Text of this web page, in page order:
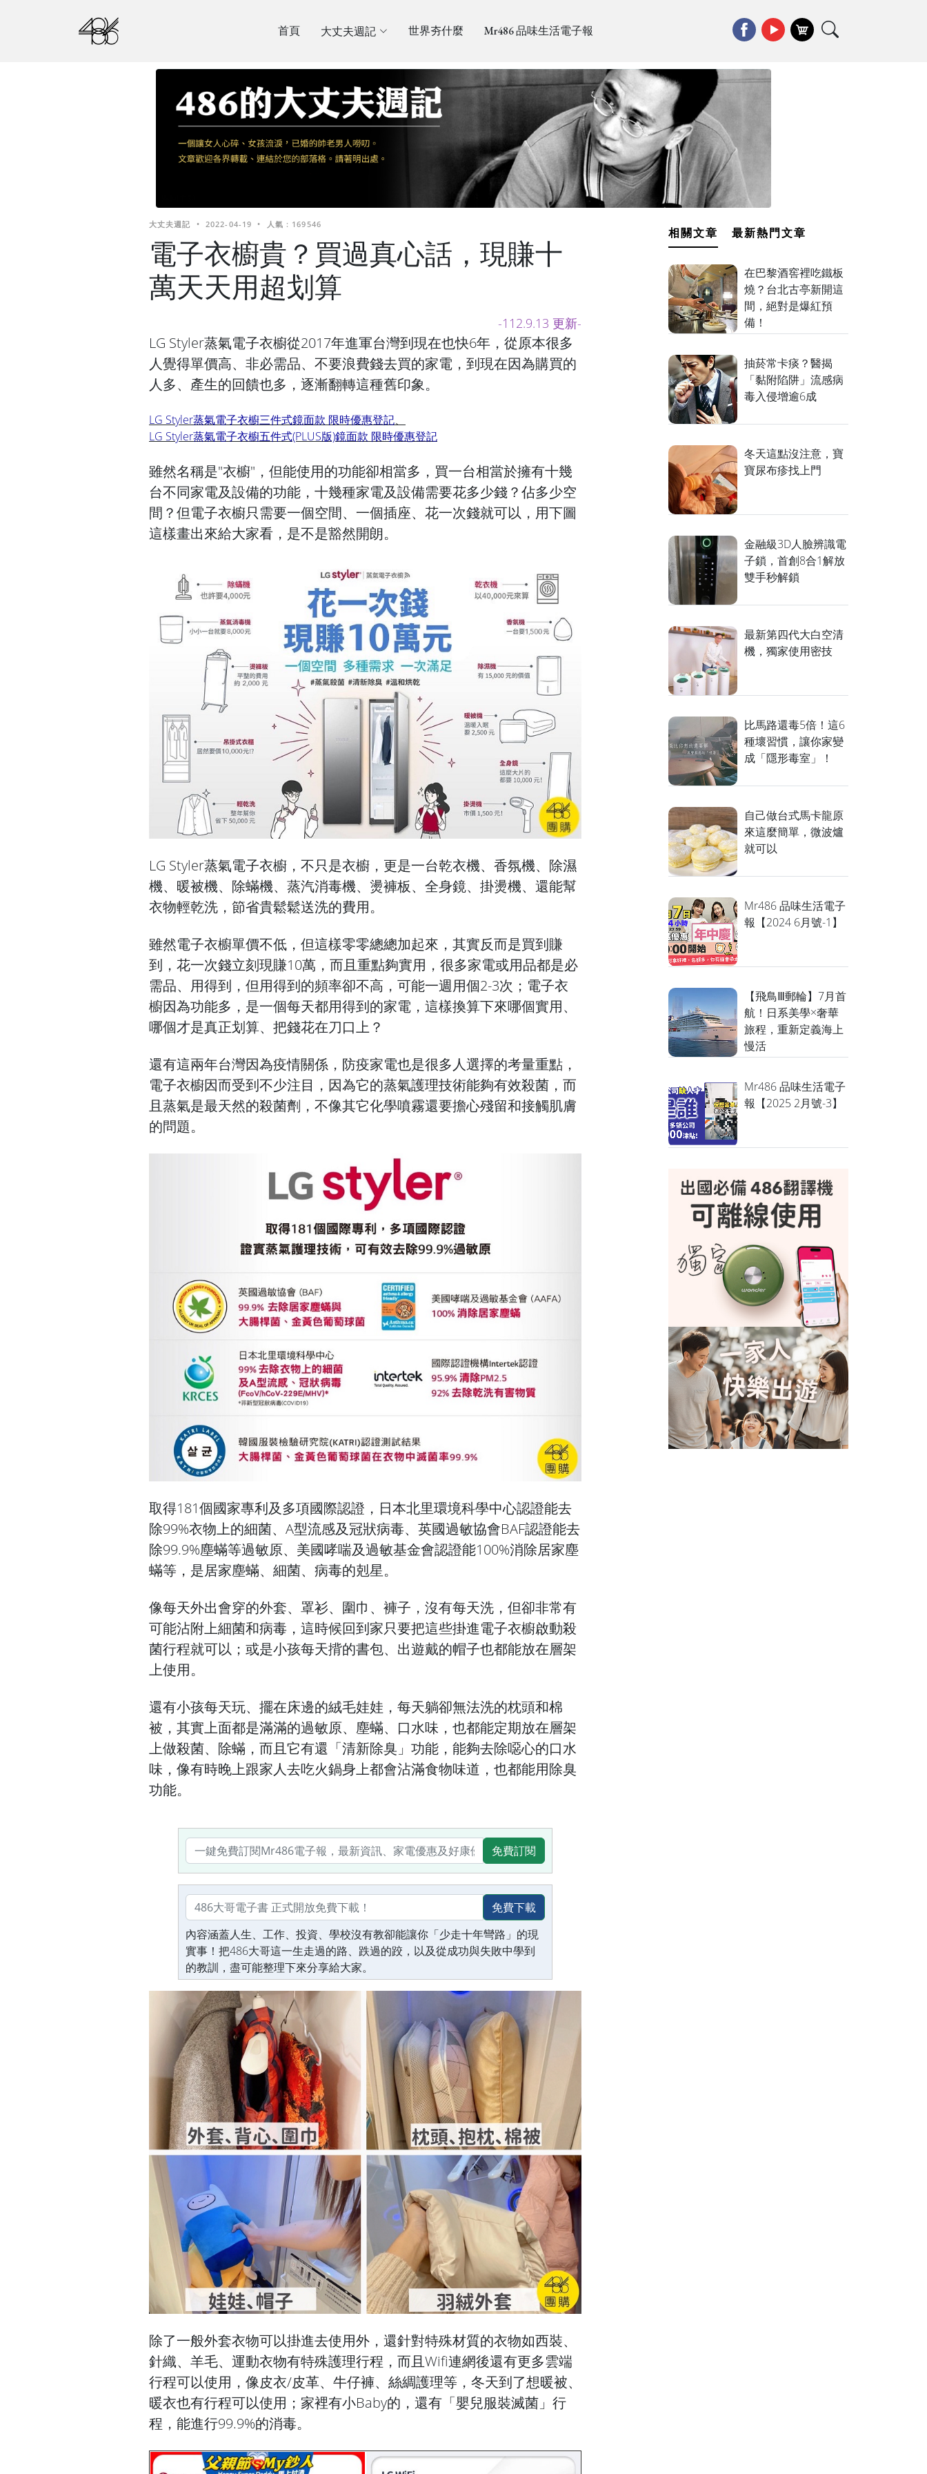
首頁 大丈夫週記 世界夯什麼 Mr486 品味生活電子報
大丈夫週記 • 2022-04-19 • 人氣 : 169546
電子衣櫥貴？買過真心話，現賺十
萬天天用超划算
-112.9.13 更新-
LG Styler蒸氣電子衣櫥從2017年進軍台灣到現在也快6年，從原本很多
人覺得單價高、非必需品、不要浪費錢去買的家電，到現在因為購買的
人多、產生的回饋也多，逐漸翻轉這種舊印象。
LG Styler蒸氣電子衣櫥三件式鏡面款 限時優惠登記、
LG Styler蒸氣電子衣櫥五件式(PLUS版)鏡面款 限時優惠登記
雖然名稱是"衣櫥"，但能使用的功能卻相當多，買一台相當於擁有十幾
台不同家電及設備的功能，十幾種家電及設備需要花多少錢？佔多少空
間？但電子衣櫥只需要一個空間、一個插座、花一次錢就可以，用下圖
這樣畫出來給大家看，是不是豁然開朗。
LG Styler蒸氣電子衣櫥，不只是衣櫥，更是一台乾衣機、香氛機、除濕
機、暖被機、除蟎機、蒸汽消毒機、燙褲板、全身鏡、掛燙機、還能幫
衣物輕乾洗，節省貴鬆鬆送洗的費用。
雖然電子衣櫥單價不低，但這樣零零總總加起來，其實反而是買到賺
到，花一次錢立刻現賺10萬，而且重點夠實用，很多家電或用品都是必
需品、用得到，但用得到的頻率卻不高，可能一週用個2-3次；電子衣
櫥因為功能多，是一個每天都用得到的家電，這樣換算下來哪個實用、
哪個才是真正划算、把錢花在刀口上？
還有這兩年台灣因為疫情關係，防疫家電也是很多人選擇的考量重點，
電子衣櫥因而受到不少注目，因為它的蒸氣護理技術能夠有效殺菌，而
且蒸氣是最天然的殺菌劑，不像其它化學噴霧還要擔心殘留和接觸肌膚
的問題。
取得181個國家專利及多項國際認證，日本北里環境科學中心認證能去
除99%衣物上的細菌、A型流感及冠狀病毒、英國過敏協會BAF認證能去
除99.9%塵蟎等過敏原、美國哮喘及過敏基金會認證能100%消除居家塵
蟎等，是居家塵蟎、細菌、病毒的剋星。
像每天外出會穿的外套、罩衫、圍巾、褲子，沒有每天洗，但卻非常有
可能沾附上細菌和病毒，這時候回到家只要把這些掛進電子衣櫥啟動殺
菌行程就可以；或是小孩每天揹的書包、出遊戴的帽子也都能放在層架
上使用。
還有小孩每天玩、擺在床邊的絨毛娃娃，每天躺卻無法洗的枕頭和棉
被，其實上面都是滿滿的過敏原、塵蟎、口水味，也都能定期放在層架
上做殺菌、除蟎，而且它有還「清新除臭」功能，能夠去除噁心的口水
味，像有時晚上跟家人去吃火鍋身上都會沾滿食物味道，也都能用除臭
功能。
免費訂閱
免費下載
內容涵蓋人生、工作、投資、學校沒有教卻能讓你「少走十年彎路」的現
實事！把486大哥這一生走過的路、跌過的跤，以及從成功與失敗中學到
的教訓，盡可能整理下來分享給大家。
除了一般外套衣物可以掛進去使用外，還針對特殊材質的衣物如西裝、
針織、羊毛、運動衣物有特殊護理行程，而且Wifi連網後還有更多雲端
行程可以使用，像皮衣/皮革、牛仔褲、絲綢護理等，冬天到了想暖被、
暖衣也有行程可以使用；家裡有小Baby的，還有「嬰兒服裝滅菌」行
程，能進行99.9%的消毒。
相關文章 最新熱門文章
在巴黎酒窖裡吃鐵板
燒？台北古亭新開這
間，絕對是爆紅預
備！
抽菸常卡痰？醫揭
「黏附陷阱」流感病
毒入侵增逾6成
冬天這點沒注意，寶
寶尿布疹找上門
金融級3D人臉辨識電
子鎖，首創8合1解放
雙手秒解鎖
最新第四代大白空清
機，獨家使用密技
比馬路還毒5倍！這6
種壞習慣，讓你家變
成「隱形毒室」！
自己做台式馬卡龍原
來這麼簡單，微波爐
就可以
Mr486 品味生活電子
報【2024 6月號-1】
【飛鳥Ⅲ郵輪】7月首
航！日系美學×奢華
旅程，重新定義海上
慢活
Mr486 品味生活電子
報【2025 2月號-3】